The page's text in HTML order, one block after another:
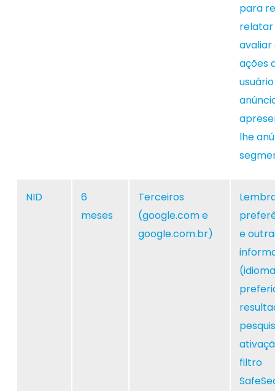
para
relatar
avaliar
ações
lhe
NID
6
meses
Terceiros
(google.com e
google.com.br)
e
(idioma
filtro